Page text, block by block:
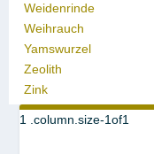
Weidenrinde
Weihrauch
Yamswurzel
Zeolith
Zink